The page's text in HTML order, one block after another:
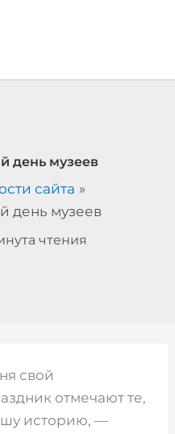
день музеев
сайта
день музеев
чтения
свой
отмечают те,
историю, —